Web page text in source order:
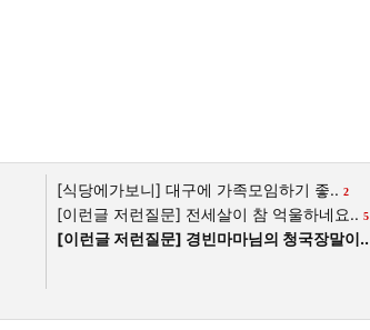
[식당에가보니] 대구에 가족모임하기 좋.. 2
[이런글 저런질문] 전세살이 참 억울하네요.. 5
[이런글 저런질문] 경빈마마님의 청국장말이..